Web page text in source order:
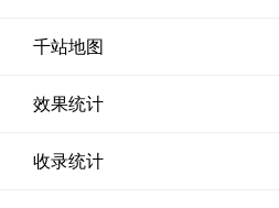
千站地图
效果统计
收录统计